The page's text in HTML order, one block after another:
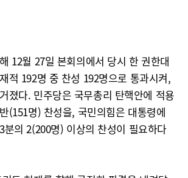
12월 27일 본회의에서 당시 한 권한대
적 192명 중 찬성 192명으로 통과시켜,
졌다. 민주당은 국무총리 탄핵안에 적용
(151명) 찬성을, 국민의힘은 대통령에
분의 2(200명) 이상의 찬성이 필요하다